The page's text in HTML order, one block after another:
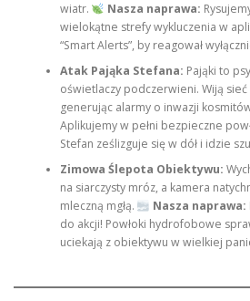
wiatr.
Nasza naprawa:
wielokątne strefy wykluczenia w
“Smart Alerts”, by reagował
Atak Pająka Stefana: Pająki to
oświetlaczy podczerwieni. Wiją
generując alarmy o inwazji
Aplikujemy w pełni bezpieczne
Stefan ześlizguje się w dół i idzie
Zimowa Ślepota Obiektywu:
na siarczysty mróz, a kamera
mleczną mgłą.
Nasza naprawa:
do akcji! Powłoki hydrofobowe
uciekają z obiektywu w wielkiej